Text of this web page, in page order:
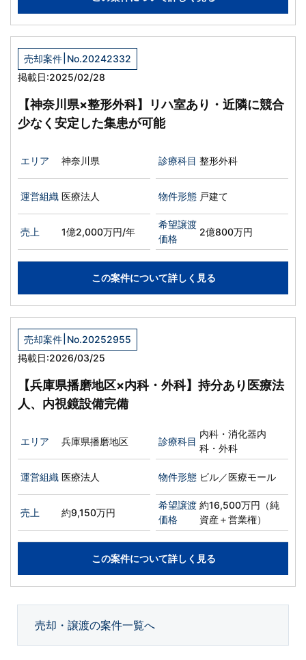
売却案件 No.20242332
掲載日:2025/02/28
【神奈川県×整形外科】リハ室あり・近隣に競合
少なく安定した集患が可能
エリア 神奈川県 診療科目 整形外科
運営組織 医療法人 物件形態 戸建て
売上 1億2,000万円/年
希望譲渡
価格
2億800万円
この案件について詳しく見る
売却案件 No.20252955
掲載日:2026/03/25
【兵庫県播磨地区×内科・外科】持分あり医療法
人、内視鏡設備完備
エリア 兵庫県播磨地区 診療科目
内科・消化器内
科・外科
運営組織 医療法人 物件形態 ビル／医療モール
売上 約9,150万円
希望譲渡
価格
約16,500万円（純
資産＋営業権）
この案件について詳しく見る
売却・譲渡の案件一覧へ